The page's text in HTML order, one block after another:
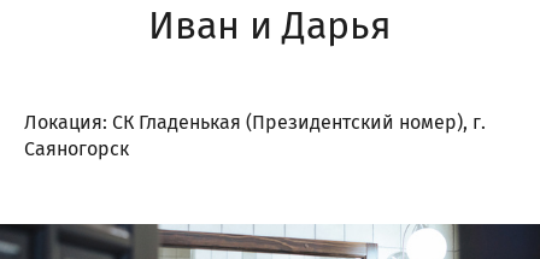
Иван и Дарья
Локация: СК Гладенькая (Президентский номер), г.
Саяногорск